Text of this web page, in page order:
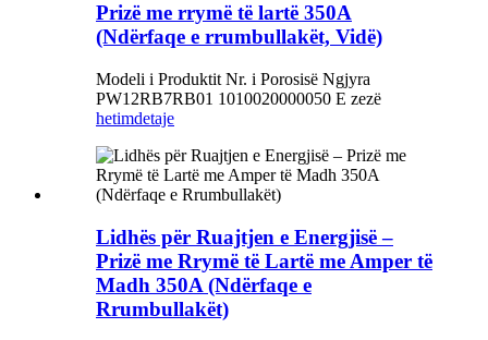
Prizë me rrymë të lartë 350A
(Ndërfaqe e rrumbullakët, Vidë)
Modeli i Produktit Nr. i Porosisë Ngjyra
PW12RB7RB01 1010020000050 E zezë
hetimdetaje
Lidhës për Ruajtjen e Energjisë –
Prizë me Rrymë të Lartë me Amper të
Madh 350A (Ndërfaqe e
Rrumbullakët)